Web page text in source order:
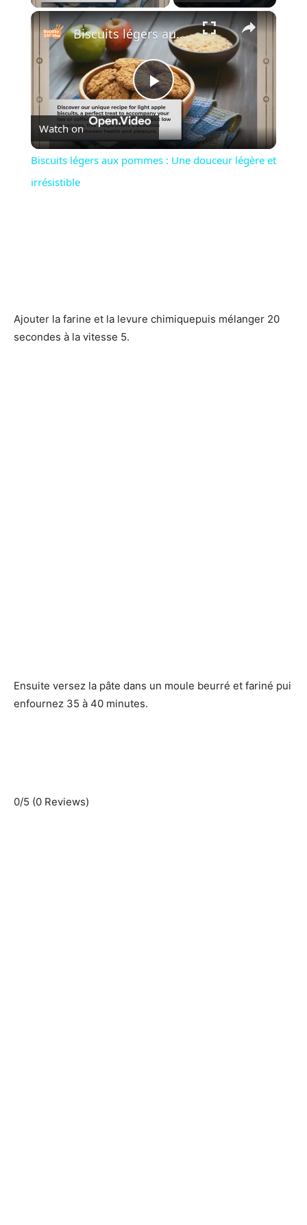
×
P
l
Biscuits légers aux pommes : Une douceur légère et irrésistible
Watch on
Biscuits légers aux pommes : Une douceur légère et
irrésistible
Ajouter la farine et la levure chimiquepuis mélanger 20
secondes à la vitesse 5.
Ensuite versez la pâte dans un moule beurré et fariné pui
enfournez 35 à 40 minutes.
0/5 (0 Reviews)